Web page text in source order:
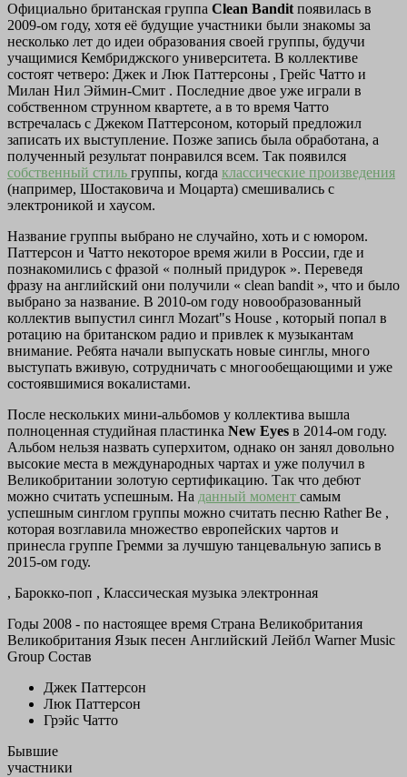
Официально британская группа Clean Bandit появилась в
2009-ом году, хотя её будущие участники были знакомы за
несколько лет до идеи образования своей группы, будучи
учащимися Кембриджского университета. В коллективе
состоят четверо: Джек и Люк Паттерсоны , Грейс Чатто и
Милан Нил Эймин-Смит . Последние двое уже играли в
собственном струнном квартете, а в то время Чатто
встречалась с Джеком Паттерсоном, который предложил
записать их выступление. Позже запись была обработана, а
полученный результат понравился всем. Так появился
собственный стиль группы, когда классические произведения
(например, Шостаковича и Моцарта) смешивались с
электроникой и хаусом.
Название группы выбрано не случайно, хоть и с юмором.
Паттерсон и Чатто некоторое время жили в России, где и
познакомились с фразой « полный придурок ». Переведя
фразу на английский они получили « clean bandit », что и было
выбрано за название. В 2010-ом году новообразованный
коллектив выпустил сингл Mozart"s House , который попал в
ротацию на британском радио и привлек к музыкантам
внимание. Ребята начали выпускать новые синглы, много
выступать вживую, сотрудничать с многообещающими и уже
состоявшимися вокалистами.
После нескольких мини-альбомов у коллектива вышла
полноценная студийная пластинка New Eyes в 2014-ом году.
Альбом нельзя назвать суперхитом, однако он занял довольно
высокие места в международных чартах и уже получил в
Великобритании золотую сертификацию. Так что дебют
можно считать успешным. На данный момент самым
успешным синглом группы можно считать песню Rather Be ,
которая возглавила множество европейских чартов и
принесла группе Гремми за лучшую танцевальную запись в
2015-ом году.
, Барокко-поп , Классическая музыка электронная
Годы 2008 - по настоящее время Страна Великобритания
Великобритания Язык песен Английский Лейбл Warner Music
Group Состав
Джек Паттерсон
Люк Паттерсон
Грэйс Чатто
Бывшие
участники